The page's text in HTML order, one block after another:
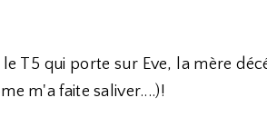
le T5 qui porte sur Eve, la mère
m'a faite saliver....)!